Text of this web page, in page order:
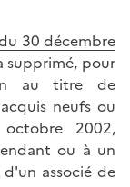
30 décembre
supprimé, pour
au titre de
neufs ou
2002,
ou à un
associé de